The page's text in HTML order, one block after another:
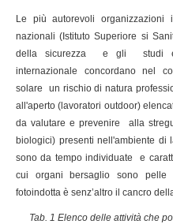
Le più autorevoli organizzazioni
nazionali (Istituto Superiore si
della sicurezza e gli studi
internazionale concordano nel
solare un rischio di natura
all'aperto (lavoratori outdoor)
da valutare e prevenire alla
biologici) presenti nell'ambiente di
sono da tempo individuate e
cui organi bersaglio sono
fotoindotta è senz’altro il cancro
Tab. 1 Elenco delle attività che